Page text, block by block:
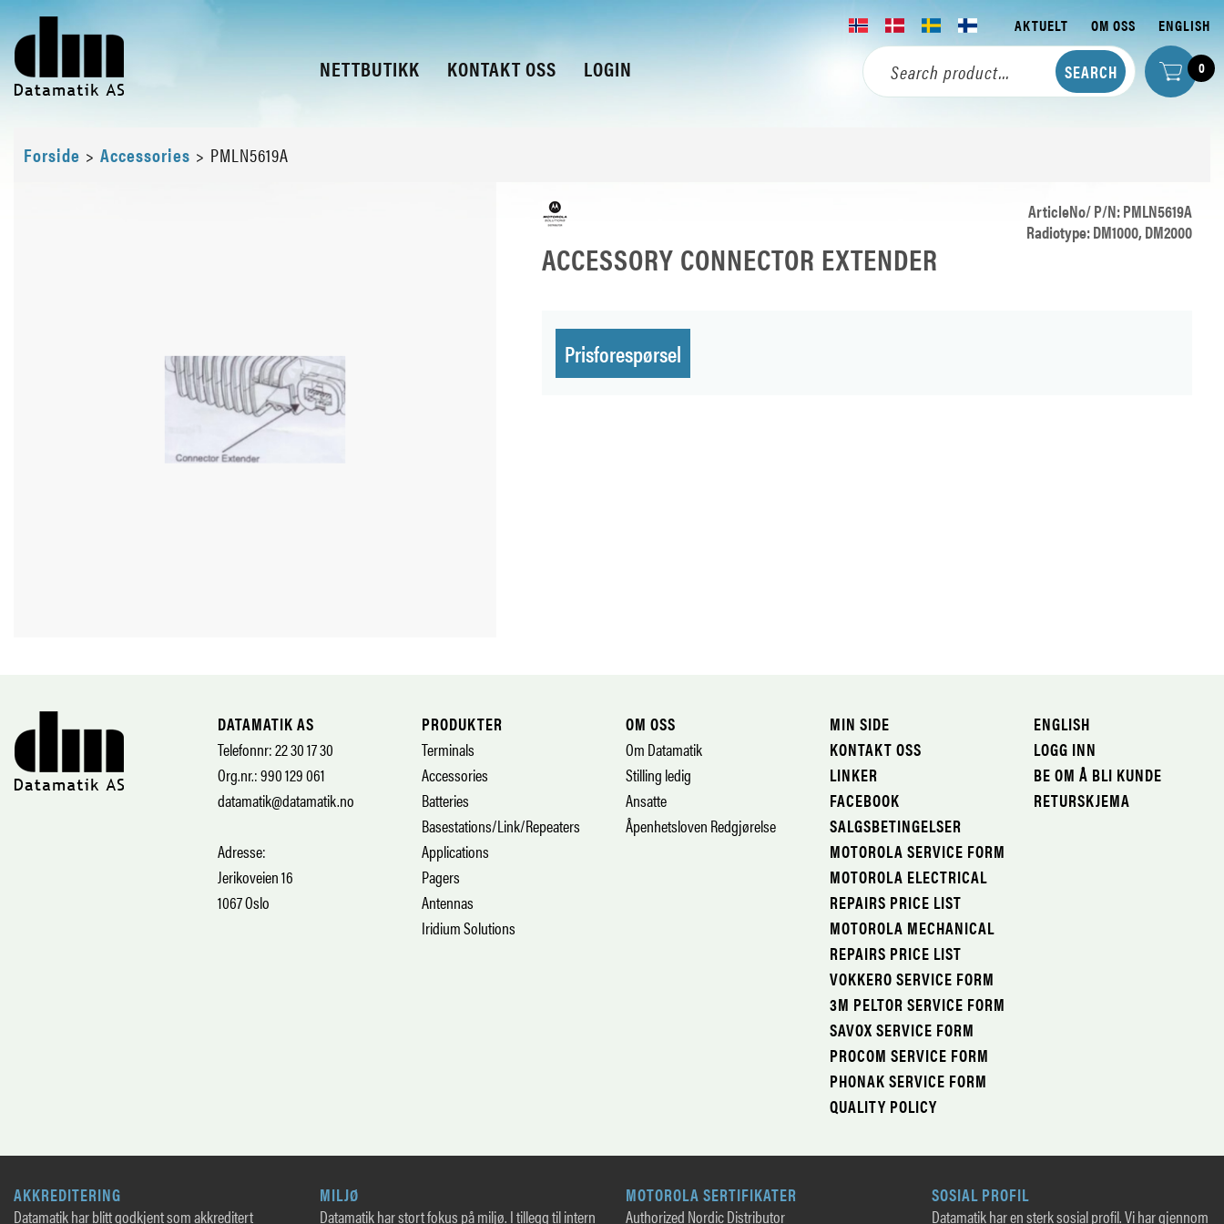
NETTBUTIKK KONTAKT OSS LOGIN
AKTUELT OM OSS ENGLISH
0
Forside > Accessories > PMLN5619A
ArticleNo/ P/N: PMLN5619A
Radiotype: DM1000, DM2000
ACCESSORY CONNECTOR EXTENDER
Prisforespørsel
DATAMATIK AS
Telefonnr: 22 30 17 30
Org.nr.: 990 129 061
datamatik@datamatik.no
Adresse:
Jerikoveien 16
1067 Oslo
PRODUKTER
Terminals
Accessories
Batteries
Basestations/Link/Repeaters
Applications
Pagers
Antennas
Iridium Solutions
OM OSS
Om Datamatik
Stilling ledig
Ansatte
Åpenhetsloven Redgjørelse
MIN SIDE
KONTAKT OSS
LINKER
FACEBOOK
SALGSBETINGELSER
MOTOROLA SERVICE FORM
MOTOROLA ELECTRICAL
REPAIRS PRICE LIST
MOTOROLA MECHANICAL
REPAIRS PRICE LIST
VOKKERO SERVICE FORM
3M PELTOR SERVICE FORM
SAVOX SERVICE FORM
PROCOM SERVICE FORM
PHONAK SERVICE FORM
QUALITY POLICY
ENGLISH
LOGG INN
BE OM Å BLI KUNDE
RETURSKJEMA
AKKREDITERING
Datamatik har blitt godkjent som akkreditert
MILJØ
Datamatik har stort fokus på miljø. I tillegg til intern
MOTOROLA SERTIFIKATER
Authorized Nordic Distributor
SOSIAL PROFIL
Datamatik har en sterk sosial profil. Vi har gjennom